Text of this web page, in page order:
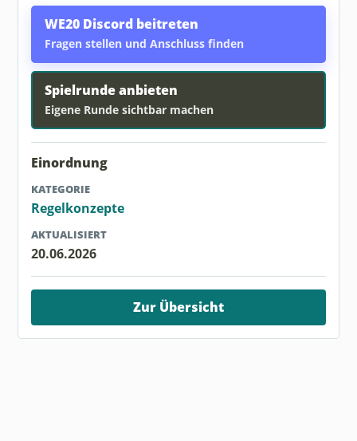
WE20 Discord beitreten
Fragen stellen und Anschluss finden
Spielrunde anbieten
Eigene Runde sichtbar machen
Einordnung
KATEGORIE
Regelkonzepte
AKTUALISIERT
20.06.2026
Zur Übersicht